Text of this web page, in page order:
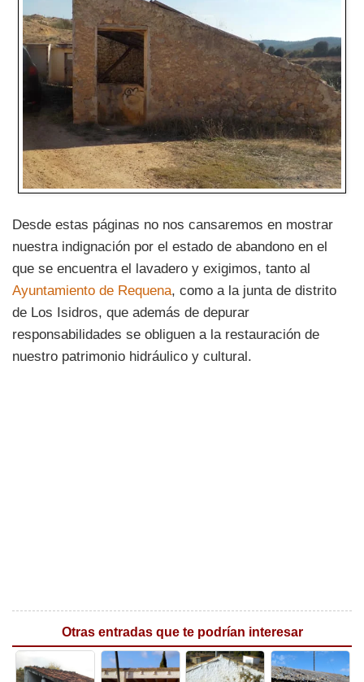
Desde estas páginas no nos cansaremos en mostrar
nuestra indignación por el estado de abandono en el
que se encuentra el lavadero y exigimos, tanto al
Ayuntamiento de Requena, como a la junta de distrito
de Los Isidros, que además de depurar
responsabilidades se obliguen a la restauración de
nuestro patrimonio hidráulico y cultural.
Otras entradas que te podrían interesar